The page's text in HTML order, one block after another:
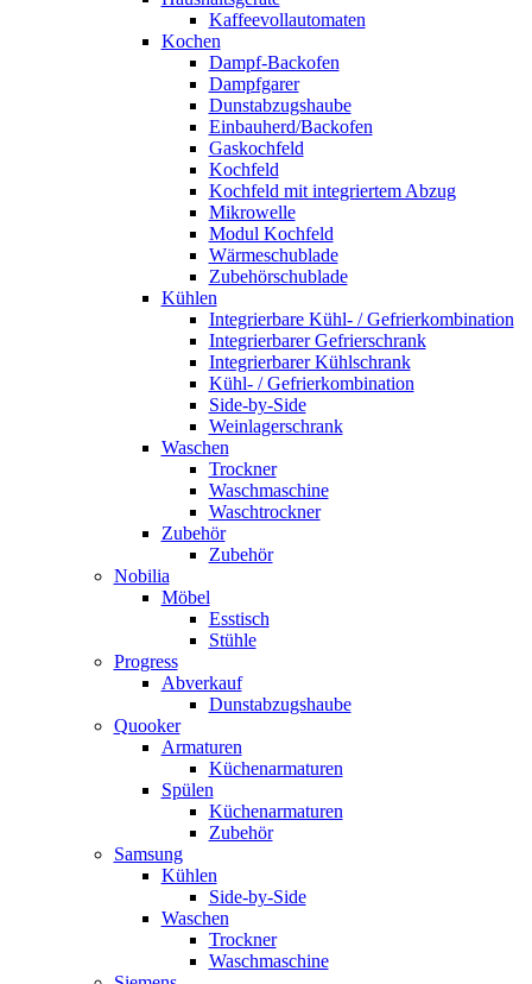
Kaffeevollautomaten
Kochen
Dampf-Backofen
Dampfgarer
Dunstabzugshaube
Einbauherd/Backofen
Gaskochfeld
Kochfeld
Kochfeld mit integriertem Abzug
Mikrowelle
Modul Kochfeld
Wärmeschublade
Zubehörschublade
Kühlen
Integrierbare Kühl- / Gefrierkombination
Integrierbarer Gefrierschrank
Integrierbarer Kühlschrank
Kühl- / Gefrierkombination
Side-by-Side
Weinlagerschrank
Waschen
Trockner
Waschmaschine
Waschtrockner
Zubehör
Zubehör
Nobilia
Möbel
Esstisch
Stühle
Progress
Abverkauf
Dunstabzugshaube
Quooker
Armaturen
Küchenarmaturen
Spülen
Küchenarmaturen
Zubehör
Samsung
Kühlen
Side-by-Side
Waschen
Trockner
Waschmaschine